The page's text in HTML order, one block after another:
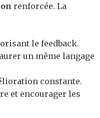
renforcée. La
le feedback.
un même langage
constante.
et encourager les